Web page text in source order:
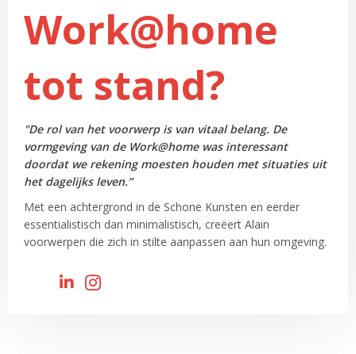
Work@home
tot stand?
"De rol van het voorwerp is van vitaal belang. De
vormgeving van de Work@home was interessant
doordat we rekening moesten houden met situaties uit
het dagelijks leven.”
Met een achtergrond in de Schone Kunsten en eerder
essentialistisch dan minimalistisch, creëert Alain
voorwerpen die zich in stilte aanpassen aan hun omgeving.